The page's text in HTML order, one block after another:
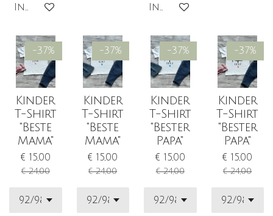
In den Warenkorb In den Warenkorb
-37%
Kinder
T-Shirt
"Beste
Mama"
€ 15,00
€ 24,00
-37%
Kinder
T-Shirt
"Beste
Mama"
€ 15,00
€ 24,00
-37%
Kinder
T-Shirt
"Bester
Papa"
€ 15,00
€ 24,00
-37%
Kinder
T-Shirt
"Bester
Papa"
€ 15,00
€ 24,00